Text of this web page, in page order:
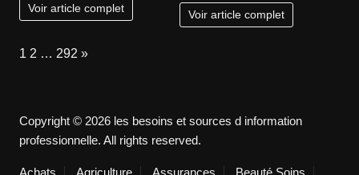
Voir article complet Voir article complet
Page:
1 2 … 292 Next
»
Copyright © 2026 les besoins et sources d information
professionnelle. All rights reserved.
Achats Agriculture Assurances Beauté Soins